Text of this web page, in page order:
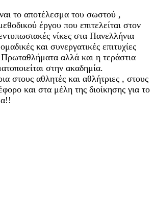
το αποτέλεσμα του σωστού ,
έργου που επιτελείται στον
νίκες στα Πανελλήνια
και συνεργατικές επιτυχίες
αλλά και η τεράστια
στην ακαδημία.
στους αθλητές και αθλήτριες , στους
και στα μέλη της διοίκησης για το